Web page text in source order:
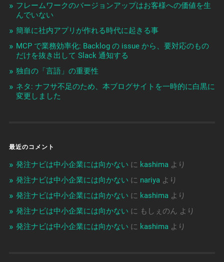
フレームワークのバージョンアップはお客様への価値を生
んでいない
簡単に社内アプリが作れる時代に起きる事
MCP で業務効率化: Backlog の issue から、要対応のもの
だけを抜き出して Slack 通知する
独自の「言語」の重要性
ネタ: ナフサ不足のため、本ブログサイトを一時的に白黒に
変更しました
最近のコメント
発注ナビは中小企業には向かない に kashimaより
発注ナビは中小企業には向かない に nariyaより
発注ナビは中小企業には向かない に kashimaより
発注ナビは中小企業には向かない に もしぇのん より
発注ナビは中小企業には向かない に kashimaより